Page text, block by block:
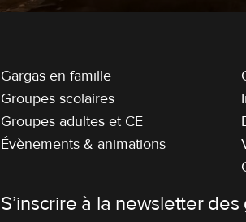
Gargas en famille
Groupes scolaires
Groupes adultes et CE
Évènements & animations
S’inscrire à la newsletter